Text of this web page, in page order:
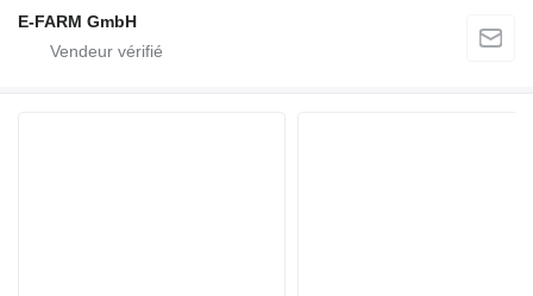
E-FARM GmbH